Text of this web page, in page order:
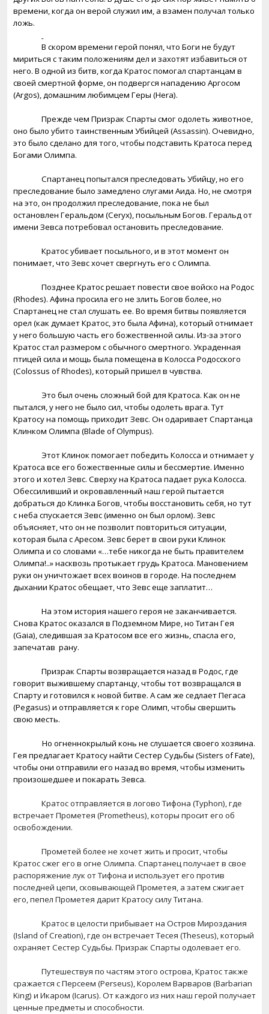
времени, когда он верой служил им, а взамен получал только
ложь.
В скором времени герой понял, что Боги не будут
мириться с таким положениям дел и захотят избавиться от
него. В одной из битв, когда Кратос помогал спартанцам в
своей смертной форме, он подвергся нападению Аргосом
(Argos), домашним любимцем Геры (Hera).
Прежде чем Призрак Спарты смог одолеть животное,
оно было убито таинственным Убийцей (Assassin). Очевидно,
это было сделано для того, чтобы подставить Кратоса перед
Богами Олимпа.
Спартанец попытался преследовать Убийцу, но его
преследование было замедлено слугами Аида. Но, не смотря
на это, он продолжил преследование, пока не был
остановлен Геральдом (Ceryx), посыльным Богов. Геральд от
имени Зевса потребовал остановить преследование.
Кратос убивает посыльного, и в этот момент он
понимает, что Зевс хочет свергнуть его с Олимпа.
Позднее Кратос решает повести свое войско на Родос
(Rhodes). Афина просила его не злить Богов более, но
Спартанец не стал слушать ее. Во время битвы появляется
орел (как думает Кратос, это была Афина), который отнимает
у него большую часть его божественной силы. Из-за этого
Кратос стал размером с обычного смертного. Украденная
птицей сила и мощь была помещена в Колосса Родосского
(Colossus ofRhodes), который пришел в чувства.
Это был очень сложный бой для Кратоса. Как он не
пытался, у него не было сил, чтобы одолеть врага. Тут
Кратосу на помощь приходит Зевс. Он одаривает Спартанца
Клинком Олимпа (Blade ofOlympus).
Этот Клинок помогает победить Колосса и отнимает у
Кратоса все его божественные силы и бессмертие. Именно
этого и хотел Зевс. Сверху на Кратоса падает рука Колосса.
Обессиливший и окровавленный наш герой пытается
добраться до Клинка Богов, чтобы восстановить себя, но тут
с неба спускается Зевс (именно он был орлом). Зевс
объясняет, что он не позволит повториться ситуации,
которая была с Аресом. Зевс берет в свои руки Клинок
Олимпа и со словами «…тебе никогда не быть правителем
Олимпа!..» насквозь протыкает грудь Кратоса. Мановением
руки он уничтожает всех воинов в городе. На последнем
дыхании Кратос обещает, что Зевс еще заплатит…
На этом история нашего героя не заканчивается.
Снова Кратос оказался в Подземном Мире, но Титан Гея
(Gaia), следившая за Кратосом все его жизнь, спасла его,
запечатав рану.
Призрак Спарты возвращается назад в Родос, где
говорит выжившему спартанцу, чтобы тот возвращался в
Спарту и готовился к новой битве. А сам же седлает Пегаса
(Pegasus) и отправляется к горе Олимп, чтобы свершить
свою месть.
Но огненнокрылый конь не слушается своего хозяина.
Гея предлагает Кратосу найти Сестер Судьбы (Sisters ofFate),
чтобы они отправили его назад во время, чтобы изменить
произошедшее и покарать Зевса.
Кратос отправляется в логово Тифона (Typhon), где
встречает Прометея (Prometheus), которы просит его об
освобождении.
Прометей более не хочет жить и просит, чтобы
Кратос сжег его в огне Олимпа. Спартанец получает в свое
распоряжение лук от Тифона и использует его против
последней цепи, сковывающей Прометея, а затем сжигает
его, пепел Прометея дарит Кратосу силу Титана.
Кратос в целости прибывает на Остров Мироздания
(Island ofCreation), где он встречает Тесея (Theseus), который
охраняет Сестер Судьбы. Призрак Спарты одолевает его.
Путешествуя по частям этого острова, Кратос также
сражается с Персеем (Perseus), Королем Варваров (Barbarian
King) и Икаром (Icarus). От каждого из них наш герой получает
ценные предметы и способности.